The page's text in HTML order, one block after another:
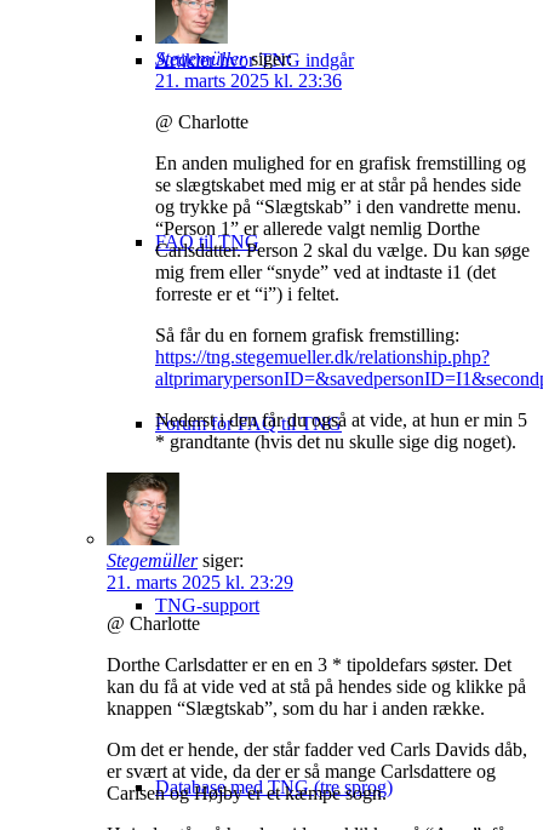
Artikler hvor TNG indgår
FAQ til TNG
Forum for FAQ til TNG
TNG-support
Database med TNG (tre sprog)
Stegemüller siger:
21. marts 2025 kl. 23:36
@ Charlotte
En anden mulighed for en grafisk fremstilling og
se slægtskabet med mig er at står på hendes side
og trykke på “Slægtskab” i den vandrette menu.
“Person 1” er allerede valgt nemlig Dorthe
Carlsdatter. Person 2 skal du vælge. Du kan søge
mig frem eller “snyde” ved at indtaste i1 (det
forreste er et “i”) i feltet.
Så får du en fornem grafisk fremstilling:
https://tng.stegemueller.dk/relationship.php?
Nederst i den får du også at vide, at hun er min 5
* grandtante (hvis det nu skulle sige dig noget).
Stegemüller siger:
21. marts 2025 kl. 23:29
@ Charlotte
Dorthe Carlsdatter er en en 3 * tipoldefars søster. Det
kan du få at vide ved at stå på hendes side og klikke på
knappen “Slægtskab”, som du har i anden række.
Om det er hende, der står fadder ved Carls Davids dåb,
er svært at vide, da der er så mange Carlsdattere og
Carlsen og Højby er et kæmpe sogn.